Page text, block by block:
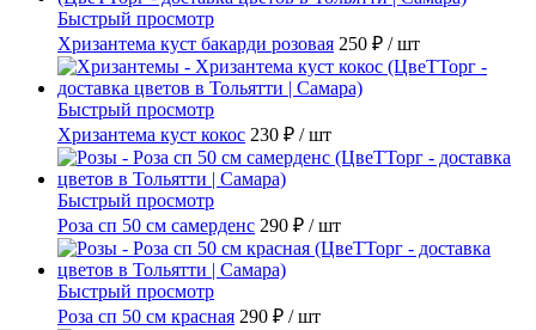
Быстрый просмотр
Хризантема куст бакарди розовая 250 ₽ / шт
Быстрый просмотр
Хризантема куст кокос 230 ₽ / шт
Быстрый просмотр
Роза сп 50 см самерденс 290 ₽ / шт
Быстрый просмотр
Роза сп 50 см красная 290 ₽ / шт